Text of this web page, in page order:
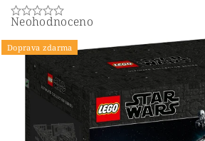
Neohodnoceno
Doprava zdarma